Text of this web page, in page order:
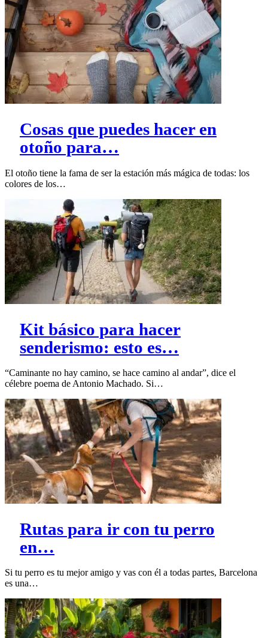
Cosas que puedes hacer en
otoño para…
El otoño tiene la fama de ser la estación más mágica de todas: los
colores de los…
Kit básico para hacer
senderismo: esto es…
“Caminante no hay camino, se hace camino al andar”, dice el
célebre poema de Antonio Machado. Si…
Rutas para ir con tu perro
en…
Si tu perro es tu mejor amigo y vas con él a todas partes, Barcelona
es una…